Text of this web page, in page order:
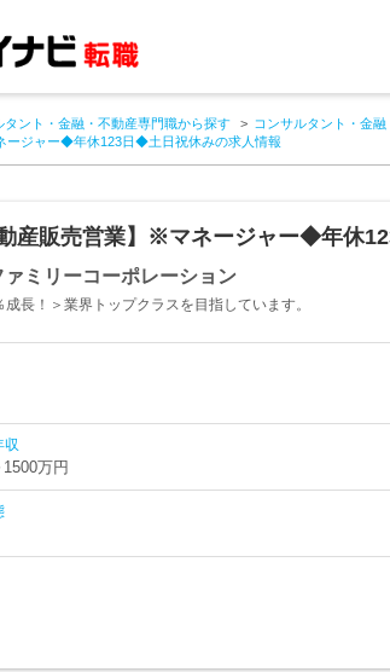
タント・金融・不動産専門職から探す コンサルタント・金
ージャー◆年休123日◆土日祝休みの求人情報
産販売営業】※マネージャー◆年休
ミリーコーポレーション
成長！＞業界トップクラスを目指しています。
収
万円